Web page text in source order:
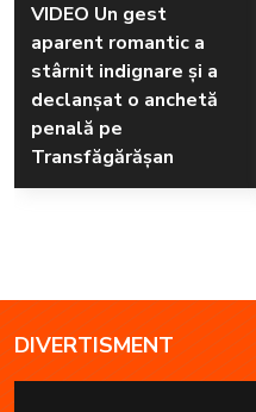
VIDEO Un gest
aparent romantic a
stârnit indignare și a
declanșat o anchetă
penală pe
Transfăgărășan
DIVERTISMENT